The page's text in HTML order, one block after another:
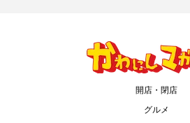
開店・閉店
グルメ